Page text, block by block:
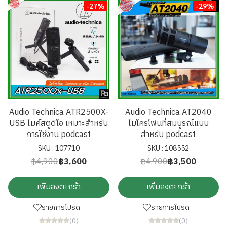
-27%
Audio Technica ATR2500X-
USB ไมค์สตูดิโอ เหมาะสำหรับ
การใช้งาน podcast
SKU : 107710
฿4,900฿3,600
เพิ่มลงตะกร้า
รายการโปรด
(0)
-29%
Audio Technica AT2040
ไมโครโฟนที่สมบูรณ์แบบ
สำหรับ podcast
SKU : 108552
฿4,900฿3,500
เพิ่มลงตะกร้า
รายการโปรด
(0)